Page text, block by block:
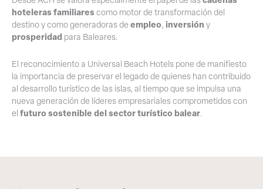
hoteleras familiares como motor de transformación del
destino y como generadoras de empleo, inversión y
prosperidad para Baleares.
El reconocimiento a Universal Beach Hotels pone de manifiesto
la importancia de preservar el legado de quienes han contribuido
al desarrollo turístico de las islas, al tiempo que se impulsa una
nueva generación de líderes empresariales comprometidos con
el futuro sostenible del sector turístico balear.